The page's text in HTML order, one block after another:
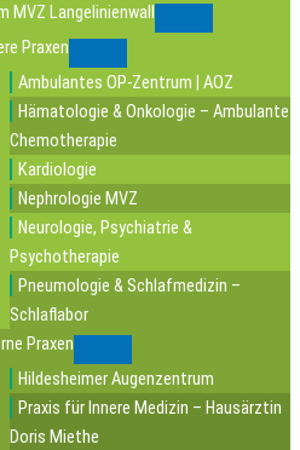
MVZ Langelinienwall
Praxen
Ambulantes OP-Zentrum | AOZ
Hämatologie & Onkologie – Ambulante
Chemotherapie
Kardiologie
Nephrologie MVZ
Neurologie, Psychiatrie &
Psychotherapie
Pneumologie & Schlafmedizin –
Schlaflabor
Praxen
Hildesheimer Augenzentrum
Praxis für Innere Medizin – Hausärztin
Doris Miethe